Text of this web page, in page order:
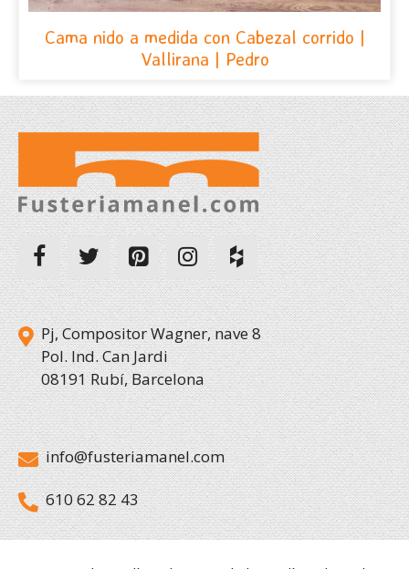
Cama nido a medida con Cabezal corrido |
Vallirana | Pedro
Pj, Compositor Wagner, nave 8
Pol. Ind. Can Jardi
08191 Rubí, Barcelona
info@fusteriamanel.com
610 62 82 43